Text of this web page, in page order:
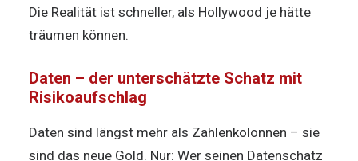
Die Realität ist schneller, als Hollywood je hätte
träumen können.
Daten – der unterschätzte Schatz mit
Risikoaufschlag
Daten sind längst mehr als Zahlenkolonnen – sie
sind das neue Gold. Nur: Wer seinen Datenschatz